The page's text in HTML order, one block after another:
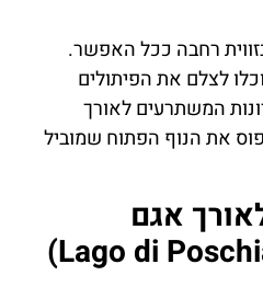
רחבה ככל האפשר.
לצלם את הפיתולים
המשתרעים לאורך
את הנוף הפתוח שמוביל
אגם